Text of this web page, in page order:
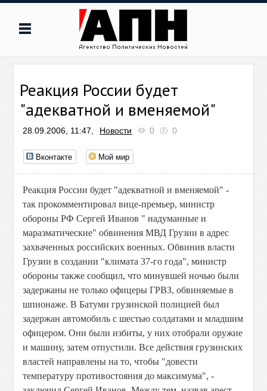
Реакция России будет
"адекватной и вменяемой"
28.09.2006, 11:47, Новости 0 0
Вконтакте Мой мир
Реакция России будет "адекватной и вменяемой" -
так прокомментировал вице-премьер, министр
обороны РФ Сергей Иванов " надуманные и
маразматические" обвинения МВД Грузии в адрес
захваченных российских военных. Обвинив власти
Грузии в создании "климата 37-го года", министр
обороны также сообщил, что минувшей ночью были
задержаны не только офицеры ГРВЗ, обвиняемые в
шпионаже. В Батуми грузинской полицией был
задержан автомобиль с шестью солдатами и младшим
офицером. Они были избиты, у них отобрали оружие
и машину, затем отпустили. Все действия грузинских
властей направлены на то, чтобы "довести
температуру противостояния до максимума", -